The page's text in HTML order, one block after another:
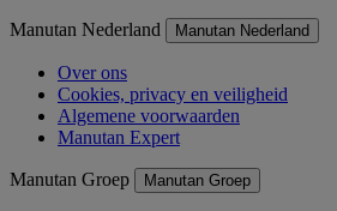
Manutan Nederland Manutan Nederland
Over ons
Cookies, privacy en veiligheid
Algemene voorwaarden
Manutan Expert
Manutan Groep Manutan Groep